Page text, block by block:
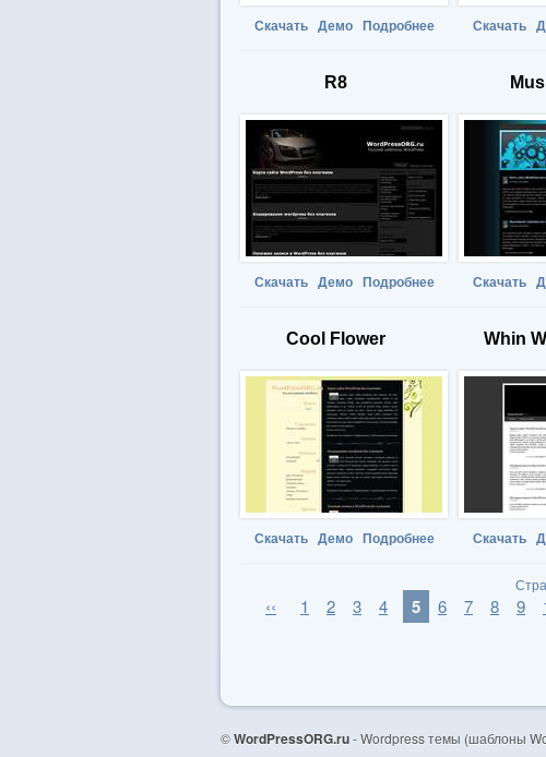
Скачать Демо Подробнее Скачать
R8
Скачать Демо Подробнее Скачать
Cool Flower
Скачать Демо Подробнее
Whin
Скачать
‹‹ 1 2 3 4 5 6 7 8 9
©WordPressORG.ru- Wordpress темы (шаблоны